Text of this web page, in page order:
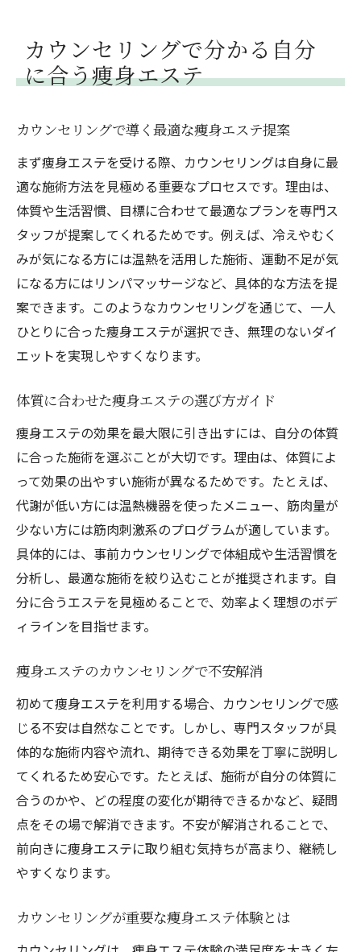
的
カウンセリングで見つける自分専用ダイエ
痩身エステのサポートで理想体型を目指そ
う
自分らしい美しさを叶える新しい痩身エステ体
験
痩身エステで見つける自分らしい美しさの
秘訣
新しい痩身エステ体験がもたらす変化とは
自分らしく輝くための痩身エステの活用法
痩身エステで叶う理想のボディライン作り
痩身エステとともに始める自分磨きの第一
歩
カウンセリングで分かる自分
に合う痩身エステ
カウンセリングで導く最適な痩身エステ提案
まず痩身エステを受ける際、カウンセリングは自身に最
適な施術方法を見極める重要なプロセスです。理由は、
体質や生活習慣、目標に合わせて最適なプランを専門ス
タッフが提案してくれるためです。例えば、冷えやむく
みが気になる方には温熱を活用した施術、運動不足が気
になる方にはリンパマッサージなど、具体的な方法を提
案できます。このようなカウンセリングを通じて、一人
ひとりに合った痩身エステが選択でき、無理のないダイ
エットを実現しやすくなります。
体質に合わせた痩身エステの選び方ガイド
痩身エステの効果を最大限に引き出すには、自分の体質
に合った施術を選ぶことが大切です。理由は、体質によ
って効果の出やすい施術が異なるためです。たとえば、
代謝が低い方には温熱機器を使ったメニュー、筋肉量が
少ない方には筋肉刺激系のプログラムが適しています。
具体的には、事前カウンセリングで体組成や生活習慣を
分析し、最適な施術を絞り込むことが推奨されます。自
分に合うエステを見極めることで、効率よく理想のボデ
ィラインを目指せます。
痩身エステのカウンセリングで不安解消
初めて痩身エステを利用する場合、カウンセリングで感
じる不安は自然なことです。しかし、専門スタッフが具
体的な施術内容や流れ、期待できる効果を丁寧に説明し
てくれるため安心です。たとえば、施術が自分の体質に
合うのかや、どの程度の変化が期待できるかなど、疑問
点をその場で解消できます。不安が解消されることで、
前向きに痩身エステに取り組む気持ちが高まり、継続し
やすくなります。
カウンセリングが重要な痩身エステ体験とは